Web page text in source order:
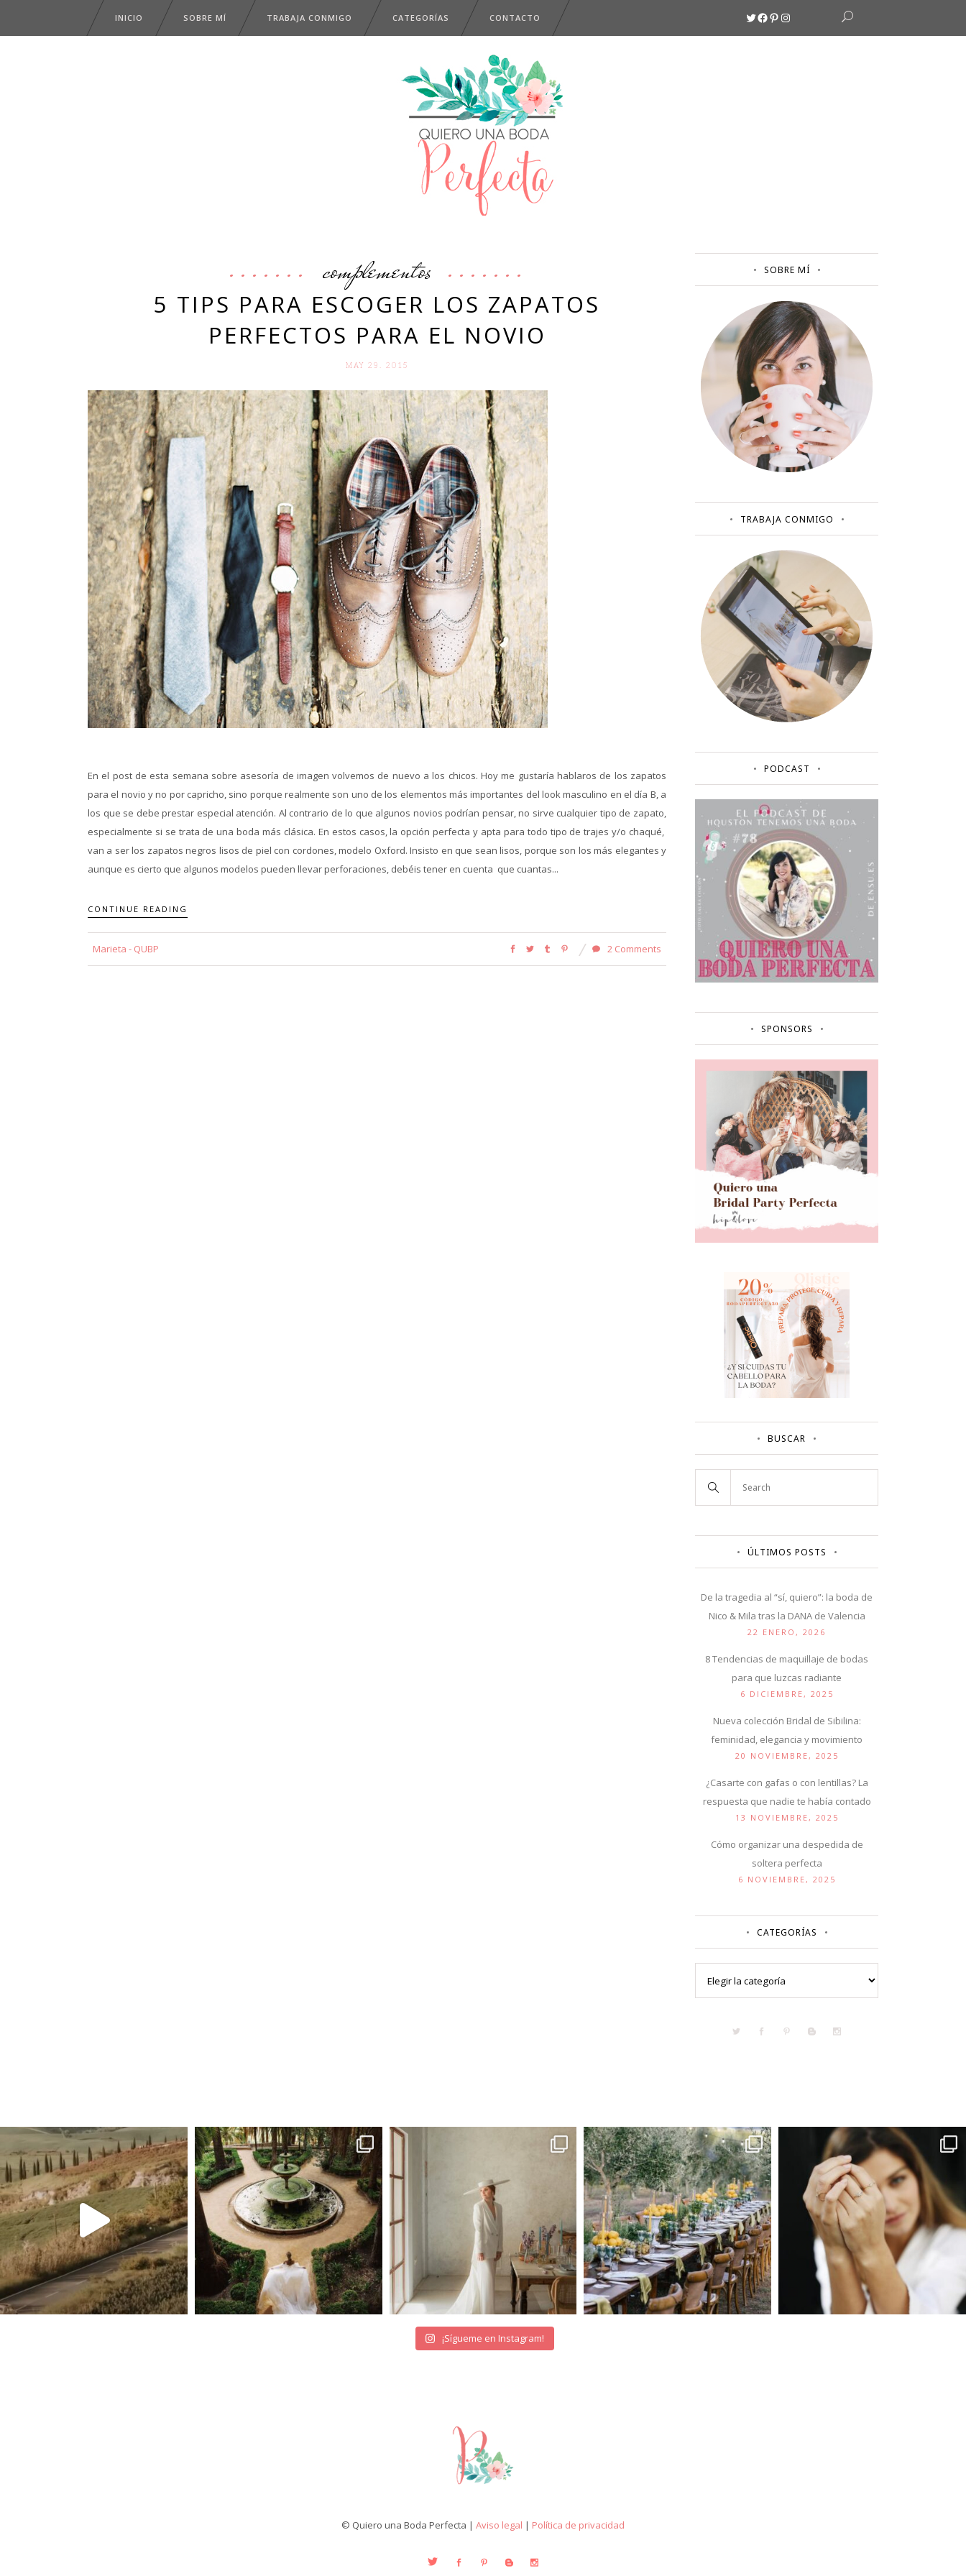
INICIO SOBRE MÍ TRABAJA CONMIGO CATEGORÍAS CONTACTO Twitter
Facebook
Pinterest
Instagram
complementos
5 TIPS PARA ESCOGER LOS ZAPATOS
PERFECTOS PARA EL NOVIO
MAY 29. 2015
En el post de esta semana sobre asesoría de imagen volvemos de nuevo a los chicos. Hoy me gustaría hablaros de los zapatos
para el novio y no por capricho, sino porque realmente son uno de los elementos más importantes del look masculino en el día B, a
los que se debe prestar especial atención. Al contrario de lo que algunos novios podrían pensar, no sirve cualquier tipo de zapato,
especialmente si se trata de una boda más clásica. En estos casos, la opción perfecta y apta para todo tipo de trajes y/o chaqué,
van a ser los zapatos negros lisos de piel con cordones, modelo Oxford. Insisto en que sean lisos, porque son los más elegantes y
aunque es cierto que algunos modelos pueden llevar perforaciones, debéis tener en cuenta que cuantas...
CONTINUE READING
Marieta - QUBP 2 Comments
SOBRE MÍ
TRABAJA CONMIGO
PODCAST
SPONSORS
BUSCAR
ÚLTIMOS POSTS
De la tragedia al “sí, quiero”: la boda de
Nico & Mila tras la DANA de Valencia
22 ENERO, 2026
8 Tendencias de maquillaje de bodas
para que luzcas radiante
6 DICIEMBRE, 2025
Nueva colección Bridal de Sibilina:
feminidad, elegancia y movimiento
20 NOVIEMBRE, 2025
¿Casarte con gafas o con lentillas? La
respuesta que nadie te había contado
13 NOVIEMBRE, 2025
Cómo organizar una despedida de
soltera perfecta
6 NOVIEMBRE, 2025
CATEGORÍAS
¡Sígueme en Instagram!
© Quiero una Boda Perfecta | Aviso legal | Política de privacidad